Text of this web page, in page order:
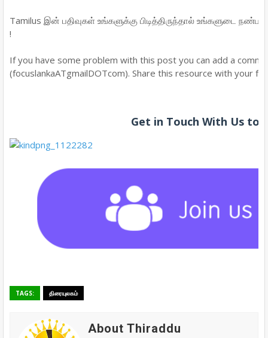
Tamilus இன் பதிவுகள் உங்களுக்கு பிடித்திருந்தால் உங்களுடை
!
If you have some problem with this post you can add a
(focuslankaATgmailDOTcom). Share this resource with your
Get in Touch With Us to
TAGS: திரையுலகம்
About Thiraddu